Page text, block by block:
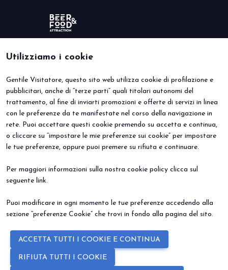
Utilizziamo i cookie
Gentile Visitatore, questo sito web utilizza cookie di profilazione e
pubblicitari, anche di “terze parti” quali titolari autonomi del
trattamento, al fine di inviarti promozioni e offerte di servizi in linea
con le preferenze da te manifestate nel corso della navigazione in
rete. Puoi accettare questi cookie premendo su accetta e continua,
o cliccare su “impostare le mie preferenze sui cookie” per impostare
le tue preferenze, oppure puoi premere su rifiuta e continuare.
Per maggiori informazioni sulla nostra cookie policy clicca sul
seguente link.
Puoi modificare in ogni momento le tue preferenze accedendo alla
sezione “preferenze Cookie” che trovi in fondo alla pagina del sito.
ACCETTA TUTTI I COOKIE E CONTINUA
RIFIUTA TUTTI I COOKIE
BEER&FOOD ATTRACTION
Edizione 2027
Settori espositivi
Contatti
VISITA
Perché visitare
Info utili
Area riservata
ESPONI
Perché esporre
Prenota il tuo stand
EVENTI
Eventi e progetti speciali
© 2026ITALIAN EXHIBITION GROUP SpA - Via Emilia 155, 47921 Rimini
52.214.897 i.v. -Copyright & disclaimer